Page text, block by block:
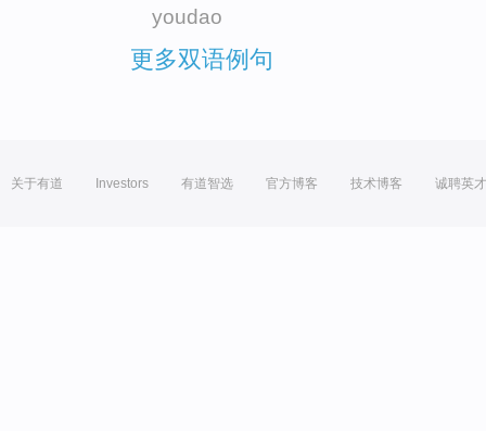
youdao
更多双语例句
关于有道 Investors 有道智选 官方博客 技术博客 诚聘英才